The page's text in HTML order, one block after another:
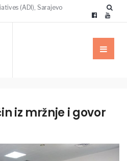
(ADI), Sarajevo
iz mržnje i govor